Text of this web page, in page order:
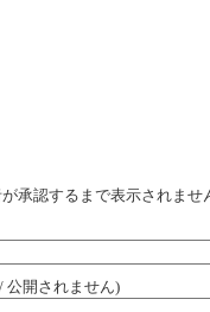
承認するまで表示されませ
公開されません)